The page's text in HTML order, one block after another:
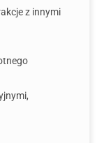
z innymi